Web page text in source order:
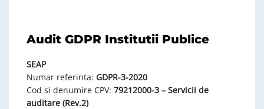
Audit GDPR Institutii Publice
SEAP
Numar referinta: GDPR-3-2020
Cod si denumire CPV: 79212000-3 – Servicii de
auditare (Rev.2)